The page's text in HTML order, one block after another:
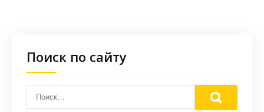
Поиск по сайту